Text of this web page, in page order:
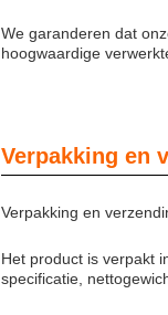
We garanderen dat
hoogwaardige
Verpakking en
Verpakking en
Het product is verpakt
specificatie,